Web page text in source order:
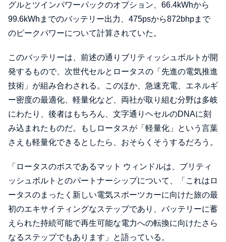
グルとツインパワーパックのオプション、66.4kWhから
99.6kWhまでのバッテリー出力、475psから872bhpまで
のピークパワーについて計算されていた。
このバッテリーは、前述の通りブリティッシュボルトが開
発するもので、次世代セルとロータスの「先進の電気推進
技術」が組み合わされる。このほか、急速充電、エネルギ
ー密度の最適化、軽量化など、両社が取り組む分野は多岐
にわたり、後者はもちろん、文字通りヘセルのDNAに刻
み込まれたものだ。もしロータスが「軽量化」という言葉
さえも軽量化できるとしたら、おそらくそうするだろう。
「ロータスのボスであるマット ウィンドルは、ブリティ
ッシュボルトとのパートナーシップについて、「これはロ
ータスのまったく新しい電気スポーツカーに向けた旅の最
初のエキサイティングなステップであり、バッテリーに蓄
えられた持続可能で再生可能な電力への転換に向けたさら
なるステップでもあります」と語っている。